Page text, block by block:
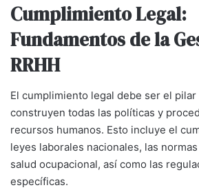
Cumplimiento Legal:
Fundamentos de la
RRHH
El cumplimiento legal debe ser el
construyen todas las políticas y
recursos humanos. Esto incluye el
leyes laborales nacionales, las
salud ocupacional, así como las
específicas.